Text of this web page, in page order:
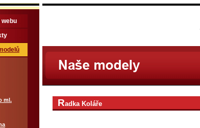
Radka Koláře
webu
ml.